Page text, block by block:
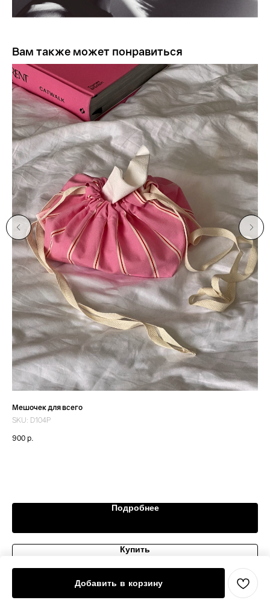
Добавить в корзину
Вам также может понравиться
Мешочек для всего
SKU: D104P
900 р.
Подробнее
Купить